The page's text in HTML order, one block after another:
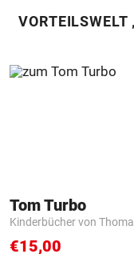
VORTEILSWELT
Tom Turbo
Kinderbücher von
€15,00